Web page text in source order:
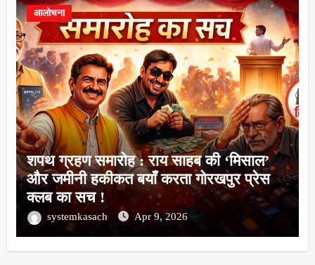
आलोचना
शपथ ग्रहण समारोह : राय साहब की ‘मिसाल’
और जमीनी हकीकत बयाँ करता गोरखपुर प्रेस
क्लब का सच !
systemkasach Apr 9, 2026